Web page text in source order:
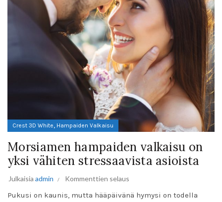
Crest 3D White, Hampaiden Valkaisu
Morsiamen hampaiden valkaisu on
yksi vähiten stressaavista asioista
Julkaisia admin Kommenttien selaus
Pukusi on kaunis, mutta hääpäivänä hymysi on todella